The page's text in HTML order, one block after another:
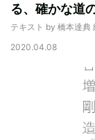
る、確かな道
テキスト by 橋本達典
2020.04.08